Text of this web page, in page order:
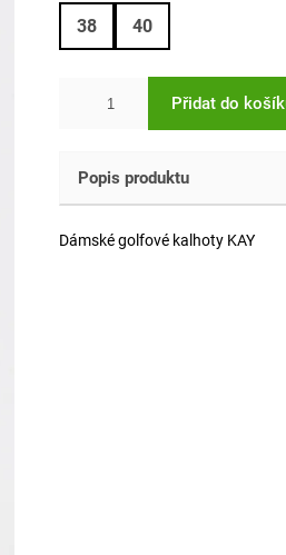
38 40
Přidat do
Popis produktu
Dámské golfové kalhoty KAY